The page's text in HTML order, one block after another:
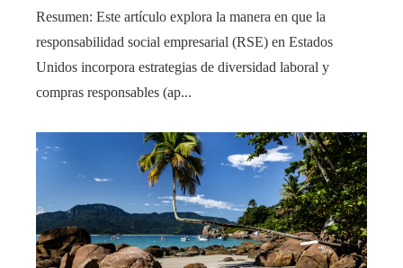
Resumen: Este artículo explora la manera en que la
responsabilidad social empresarial (RSE) en Estados
Unidos incorpora estrategias de diversidad laboral y
compras responsables (ap...